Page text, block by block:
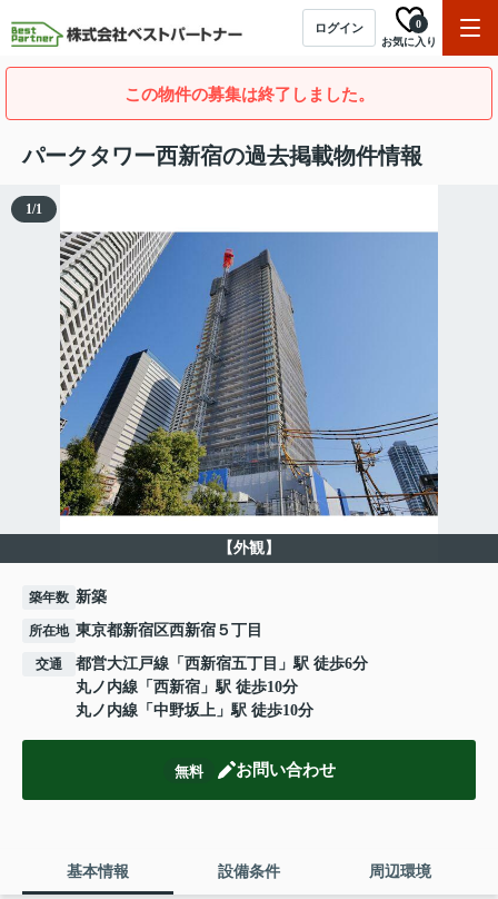
ログイン
お気に入り
0
この物件の募集は終了しました。
パークタワー西新宿の過去掲載物件情報
【外観】
1/1
築年数 新築
所在地 東京都新宿区西新宿５丁目
交通 都営大江戸線 「 西新宿五丁目 」駅 徒歩6分
丸ノ内線 「 西新宿 」駅 徒歩10分
丸ノ内線 「 中野坂上 」駅 徒歩10分
無料 お問い合わせ
基本情報 設備条件 周辺環境